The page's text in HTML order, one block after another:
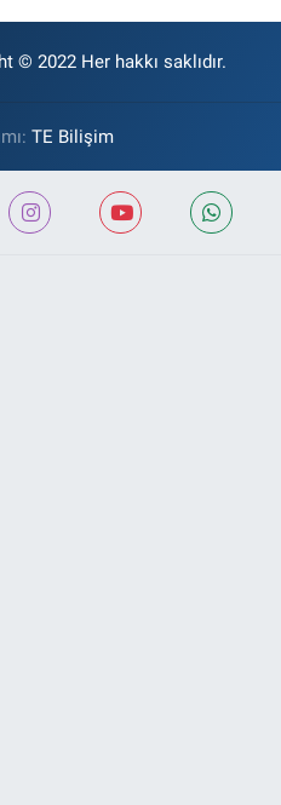
© 2022 Her hakkı saklıdır.
TE Bilişim